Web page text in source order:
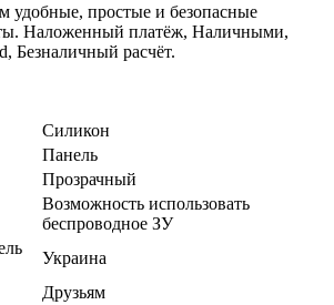
удобные, простые и безопасные
Наложенный платёж, Наличными,
Безналичный расчёт.
Силикон
Панель
Прозрачный
Возможность использовать
беспроводное ЗУ
Украина
Друзьям